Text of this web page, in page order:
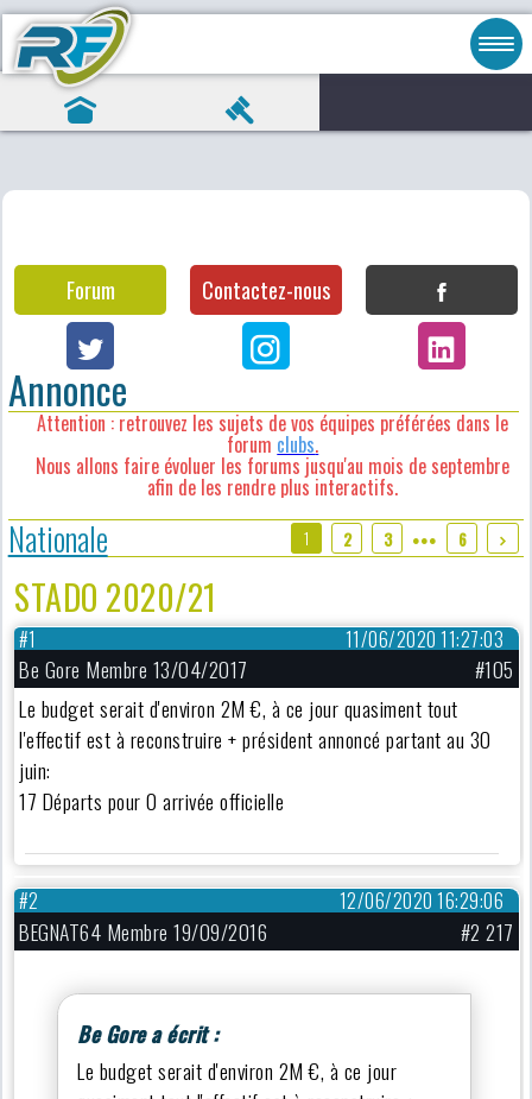
Forum Contactez-nous
Annonce
Attention : retrouvez les sujets de vos équipes préférées dans le
forum clubs.
Nous allons faire évoluer les forums jusqu'au mois de septembre
afin de les rendre plus interactifs.
Nationale 1 2 3 ●●● 6
STADO 2020/21
11/06/2020 11:27:03
#1
Be Gore Membre 13/04/2017
#105
Le budget serait d'environ 2M €, à ce jour quasiment tout
l'effectif est à reconstruire + président annoncé partant au 30
juin:
17 Départs pour 0 arrivée officielle
12/06/2020 16:29:06
#2
BEGNAT64 Membre 19/09/2016 #2 217
Be Gore a écrit :
Le budget serait d'environ 2M €, à ce jour